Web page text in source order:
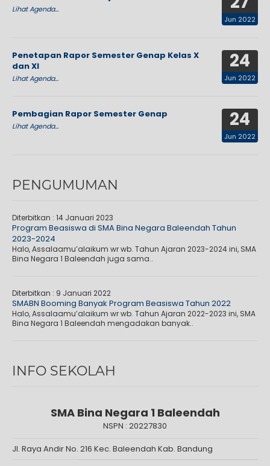
Jun 2022
Lihat Agenda...
24
Jun 2022
Penetapan Rapor Semester Genap Kelas X
dan XI
Lihat Agenda...
24
Jun 2022
Pembagian Rapor Semester Genap
Lihat Agenda...
PENGUMUMAN
Diterbitkan : 14 Januari 2023
Program Beasiswa di SMA Bina Negara Baleendah Tahun
2023-2024
Halo, Assalaamu’alaikum wr wb. Tahun Ajaran 2023-2024 ini, SMA
Bina Negara 1 Baleendah juga sama..
Diterbitkan : 9 Januari 2022
SMABN Booming Banyak Program Beasiswa Tahun 2022
Halo, Assalaamu’alaikum wr wb. Tahun Ajaran 2022-2023 ini, SMA
Bina Negara 1 Baleendah mengadakan banyak..
INFO SEKOLAH
SMA Bina Negara 1 Baleendah
NSPN : 20227830
Jl. Raya Andir No. 216 Kec. Baleendah Kab. Bandung